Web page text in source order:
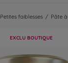
Petites faiblesses / Pâte
EXCLU BOUTIQUE